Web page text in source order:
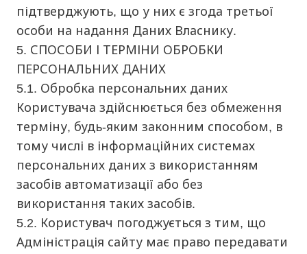
підтверджують, що у них є згода третьої
особи на надання Даних Власнику.
5. СПОСОБИ І ТЕРМІНИ ОБРОБКИ
ПЕРСОНАЛЬНИХ ДАНИХ
5.1. Обробка персональних даних
Користувача здійснюється без обмеження
терміну, будь-яким законним способом, в
тому числі в інформаційних системах
персональних даних з використанням
засобів автоматизації або без
використання таких засобів.
5.2. Користувач погоджується з тим, що
Адміністрація сайту має право передавати